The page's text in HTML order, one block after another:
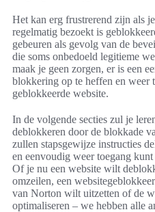
Het kan erg frustrerend zijn als
regelmatig bezoekt is
gebeuren als gevolg van de
die soms onbedoeld legitieme
maak je geen zorgen, er is een
blokkering op te heffen en weer
geblokkeerde website.
In de volgende secties zul je
deblokkeren door de blokkade
zullen stapsgewijze instructies
en eenvoudig weer toegang
Of je nu een website wilt
omzeilen, een
van Norton wilt uitzetten of de
optimaliseren – we hebben alle